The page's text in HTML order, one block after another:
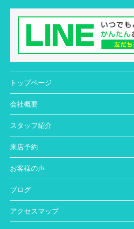
トップページ
会社概要
スタッフ紹介
来店予約
お客様の声
ブログ
アクセスマップ